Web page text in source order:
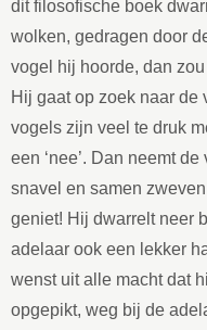
dit filosofische boek
wolken, gedragen door
vogel hij hoorde, dan
Hij gaat op zoek naar
vogels zijn veel te druk
een ‘nee’. Dan neemt
snavel en samen
geniet! Hij dwarrelt neer
adelaar ook een lekker
wenst uit alle macht dat
opgepikt, weg bij de